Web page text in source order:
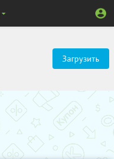
Загрузить